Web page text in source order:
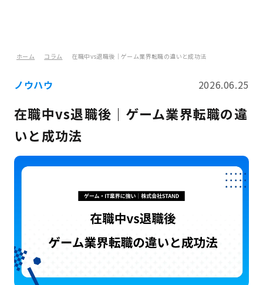
ホーム コラム 在職中vs退職後｜ゲーム業界転職の違いと成功法
ノウハウ 2026.06.25
在職中vs退職後｜ゲーム業界転職の違
いと成功法